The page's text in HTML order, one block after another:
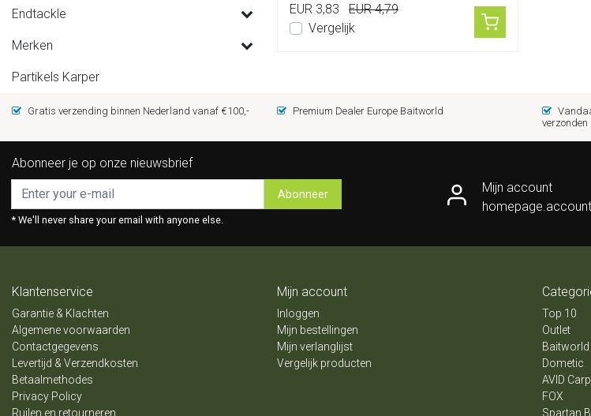
Endtackle
Merken
Partikels Karper
EUR 3,83
EUR 4,79
Vergelijk
Gratis verzending binnen Nederland vanaf €100,- Premium Dealer Europe Baitworld
verzonden
Abonneer je op onze nieuwsbrief
Abonneer
* We'll never share your email with anyone else.
Mijn account
Klantenservice
Garantie & Klachten
Algemene voorwaarden
Contactgegevens
Levertijd & Verzendkosten
Betaalmethodes
Privacy Policy
Ruilen en retourneren
Mijn account
Inloggen
Mijn bestellingen
Mijn verlanglijst
Vergelijk producten
Top 10
Outlet
Baitworld
Dometic
AVID Carp
FOX
Spartan